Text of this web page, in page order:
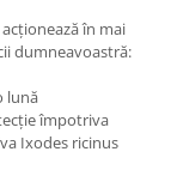
în mai
dumneavoastră:
lună
împotriva
Ixodes ricinus